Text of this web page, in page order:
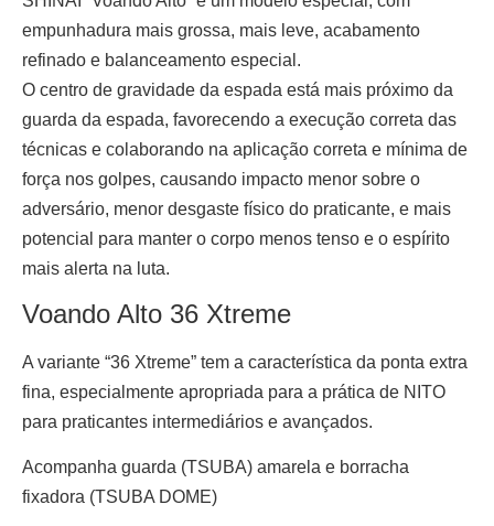
empunhadura mais grossa, mais leve, acabamento
refinado e balanceamento especial.
O centro de gravidade da espada está mais próximo da
guarda da espada, favorecendo a execução correta das
técnicas e colaborando na aplicação correta e mínima de
força nos golpes, causando impacto menor sobre o
adversário, menor desgaste físico do praticante, e mais
potencial para manter o corpo menos tenso e o espírito
mais alerta na luta.
Voando Alto 36 Xtreme
A variante “36 Xtreme” tem a característica da ponta extra
fina, especialmente apropriada para a prática de NITO
para praticantes intermediários e avançados.
Acompanha guarda (TSUBA) amarela e borracha
fixadora (TSUBA DOME)